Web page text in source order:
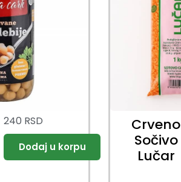
240 RSD
Crveno
Sočivo
Lučar